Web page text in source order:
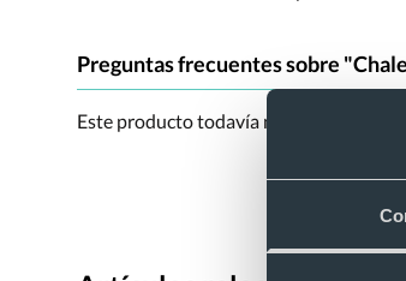
Preguntas frecuentes sobre
Este producto todavía no tiene